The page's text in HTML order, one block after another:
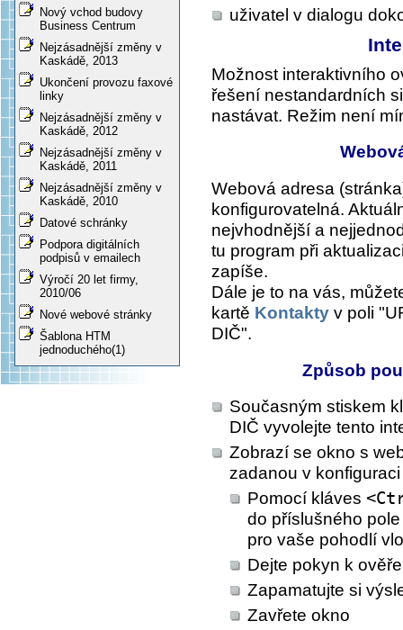
Nový vchod budovy
Business Centrum
Nejzásadnější změny v
Kaskádě, 2013
Ukončení provozu faxové
linky
Nejzásadnější změny v
Kaskádě, 2012
Nejzásadnější změny v
Kaskádě, 2011
Nejzásadnější změny v
Kaskádě, 2010
Datové schránky
Podpora digitálních
podpisů v emailech
Výročí 20 let firmy,
2010/06
Nové webové stránky
Šablona HTM
jednoduchého(1)
uživatel v dialogu
Možnost interaktivního
řešení nestandardních
nastávat. Režim není
Webová adresa
konfigurovatelná.
nejvhodnější a
tu program při
zapíše.
Dále je to na vás,
kartě Kontakty v poli
DIČ".
Způsob
Současným stiskem
DIČ vyvolejte tento
Zobrazí se okno s
zadanou v
Pomocí kláves
do příslušného
pro vaše pohodlí
Dejte pokyn k
Zapamatujte si
Zavřete okno